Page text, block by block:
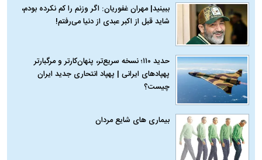
ببینید| مهران غفوریان: اگر وزنم را کم نکرده بودم،
شاید قبل از اکبر عبدی از دنیا می‌رفتم!
حدید ۱۱۰؛ نسخه سریع‌تر، پنهان‌کارتر و مرگبارتر
پهپادهای ایرانی | پهپاد انتحاری جدید ایران
چیست؟
بیماری‌ های شایع مردان